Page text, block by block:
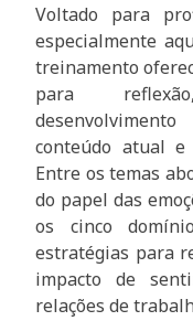
Voltado para
especialmente
treinamento
para
conteúdo atual
Entre os temas
do papel das
os cinco
estratégias para
impacto de
relações de